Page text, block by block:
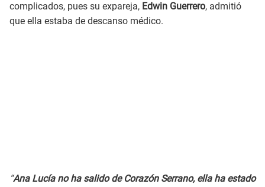
complicados, pues su expareja, Edwin Guerrero, admitió
que ella estaba de descanso médico.
“Ana Lucía no ha salido de Corazón Serrano, ella ha estado